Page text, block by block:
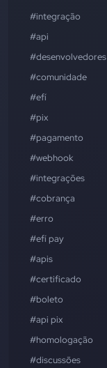
#integração
#api
#desenvolvedores
#comunidade
#efí
#pix
#pagamento
#webhook
#integrações
#cobrança
#erro
#efí pay
#apis
#certificado
#boleto
#api pix
#homologação
#discussões